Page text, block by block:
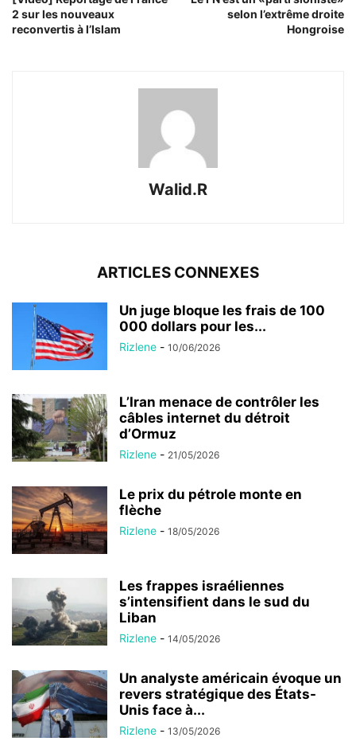
2 sur les nouveaux
reconvertis à l’Islam
selon l’extrême droite
Hongroise
Walid.R
ARTICLES CONNEXES
Un juge bloque les frais de 100
000 dollars pour les...
Rizlene - 10/06/2026
L’Iran menace de contrôler les
câbles internet du détroit
d’Ormuz
Rizlene - 21/05/2026
Le prix du pétrole monte en
flèche
Rizlene - 18/05/2026
Les frappes israéliennes
s’intensifient dans le sud du
Liban
Rizlene - 14/05/2026
Un analyste américain évoque un
revers stratégique des États-
Unis face à...
Rizlene - 13/05/2026